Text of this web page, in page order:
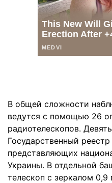
В общей сложности
ведутся с помощью 26
радиотелескопов.
Государственный
представляющих
Украины. В отдельной
телескоп с зеркалом